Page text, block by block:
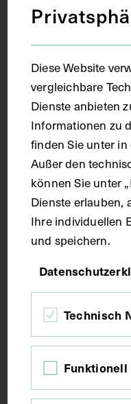
MAX SCHNEIDER 1923
Diese Website
vergleichbare
Dienste anbieten
Informationen zu
finden Sie unter
Außer den
können Sie unter
Dienste erlauben,
Ihre individuellen
und speichern.
Technisch
Funktionell